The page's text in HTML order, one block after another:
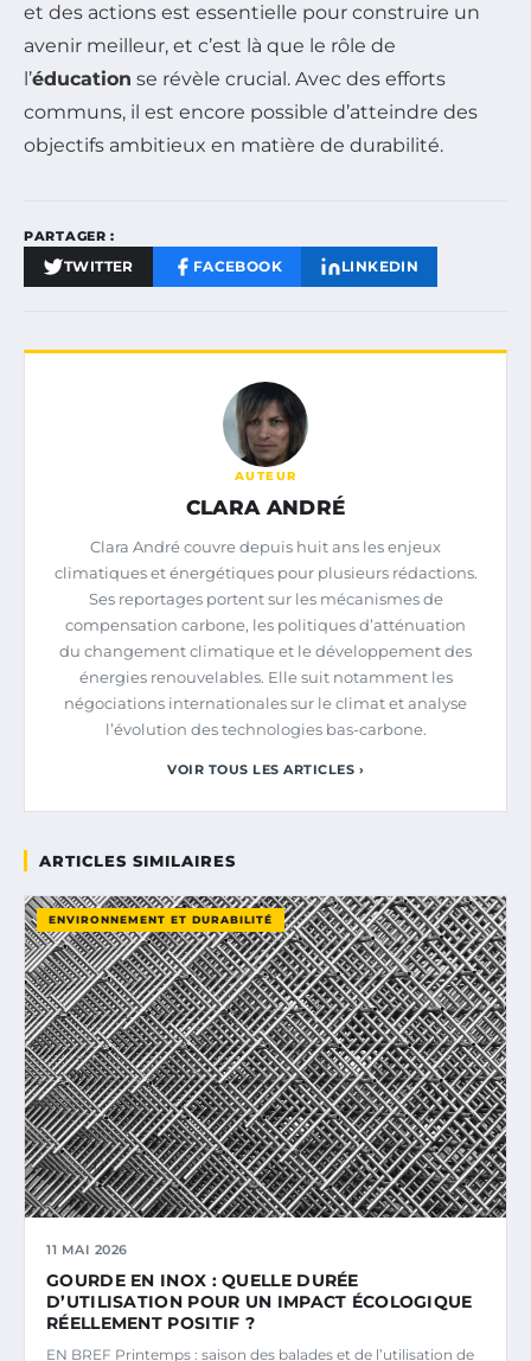
et des actions est essentielle pour construire un
avenir meilleur, et c’est là que le rôle de
l’éducation se révèle crucial. Avec des efforts
communs, il est encore possible d’atteindre des
objectifs ambitieux en matière de durabilité.
PARTAGER :
TWITTER FACEBOOK LINKEDIN
AUTEUR
CLARA ANDRÉ
Clara André couvre depuis huit ans les enjeux
climatiques et énergétiques pour plusieurs rédactions.
Ses reportages portent sur les mécanismes de
compensation carbone, les politiques d’atténuation
du changement climatique et le développement des
énergies renouvelables. Elle suit notamment les
négociations internationales sur le climat et analyse
l’évolution des technologies bas-carbone.
VOIR TOUS LES ARTICLES ›
ARTICLES SIMILAIRES
ENVIRONNEMENT ET DURABILITÉ
11 MAI 2026
GOURDE EN INOX : QUELLE DURÉE
D’UTILISATION POUR UN IMPACT ÉCOLOGIQUE
RÉELLEMENT POSITIF ?
EN BREF Printemps : saison des balades et de l’utilisation de